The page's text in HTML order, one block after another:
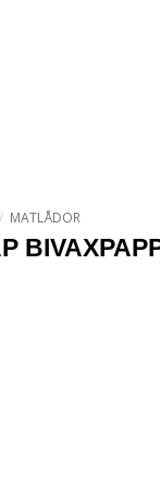
/ MATLÅDOR